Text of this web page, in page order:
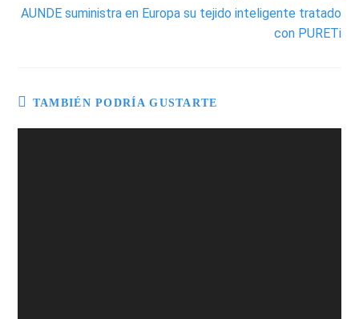
AUNDE suministra en Europa su tejido inteligente tratado
con PURETi
TAMBIÉN PODRÍA GUSTARTE